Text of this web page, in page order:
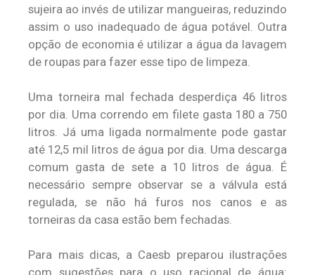
sujeira ao invés de utilizar mangueiras, reduzindo
assim o uso inadequado de água potável. Outra
opção de economia é utilizar a água da lavagem
de roupas para fazer esse tipo de limpeza.
Uma torneira mal fechada desperdiça 46 litros
por dia. Uma correndo em filete gasta 180 a 750
litros. Já uma ligada normalmente pode gastar
até 12,5 mil litros de água por dia. Uma descarga
comum gasta de sete a 10 litros de água. É
necessário sempre observar se a válvula está
regulada, se não há furos nos canos e as
torneiras da casa estão bem fechadas.
Para mais dicas, a Caesb preparou ilustrações